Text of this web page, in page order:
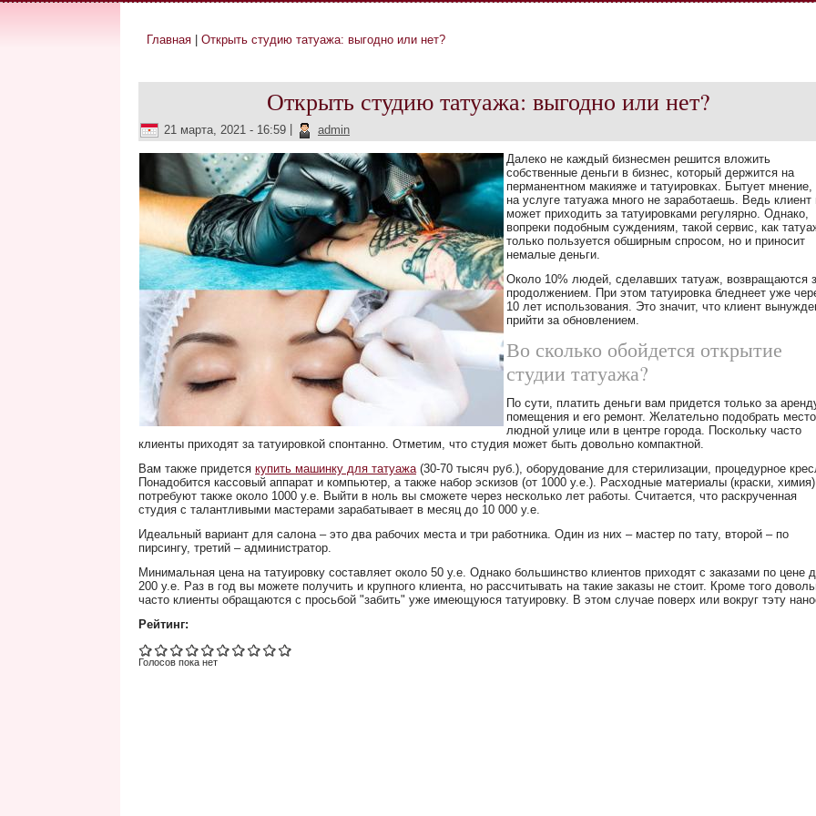
Вы здесь
Главная |Открыть студию татуажа: выгодно или нет?
Открыть студию татуажа: выгодно или нет?
21 марта, 2021 - 16:59 admin
Далеко не каждый бизнесмен решится вложить
собственные деньги в бизнес, который держится на
перманентном макияже и татуировках. Бытует мнение,
на услуге татуажа много не заработаешь. Ведь клиент
может приходить за татуировками регулярно. Однако,
вопреки подобным суждениям, такой сервис, как
только пользуется обширным спросом, но и приносит
немалые деньги.
Около 10% людей, сделавших татуаж, возвращаются
продолжением. При этом татуировка бледнеет уже
10 лет использования. Это значит, что клиент
прийти за обновлением.
Во сколько обойдется открытие
студии татуажа?
По сути, платить деньги вам придется только за
помещения и его ремонт. Желательно подобрать
людной улице или в центре города. Поскольку часто
клиенты приходят за татуировкой спонтанно. Отметим, что студия может быть довольно компактной.
Вам также придется купить машинку для татуажа(30-70 тысяч руб.), оборудование для стерилизации, процедурное
Понадобится кассовый аппарат и компьютер, а также набор эскизов (от 1000 у.е.). Расходные материалы (краски, химия)
потребуют также около 1000 у.е. Выйти в ноль вы сможете через несколько лет работы. Считается, что раскрученная
студия с талантливыми мастерами зарабатывает в месяц до 10 000 у.е.
Идеальный вариант для салона – это два рабочих места и три работника. Один из них – мастер по тату, второй – по
пирсингу, третий – администратор.
Минимальная цена на татуировку составляет около 50 у.е. Однако большинство клиентов приходят с заказами по цене
200 у.е. Раз в год вы можете получить и крупного клиента, но рассчитывать на такие заказы не стоит. Кроме того
часто клиенты обращаются с просьбой "забить" уже имеющуюся татуировку. В этом случае поверх или вокруг тэту
Рейтинг:
Голосов пока нет